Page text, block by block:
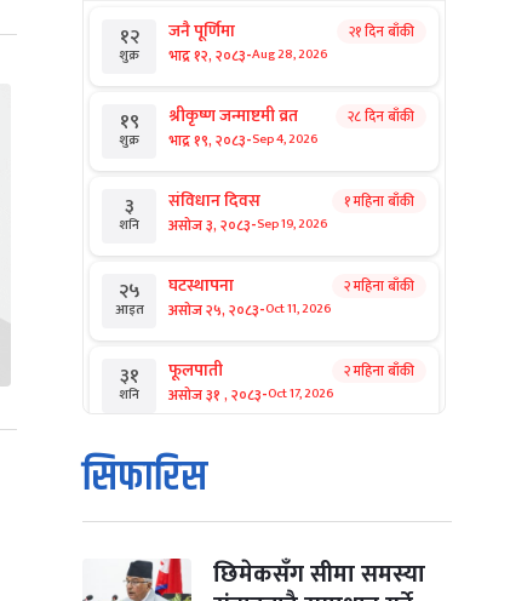
१२
शुक्र
जनै पूर्णिमा
भाद्र १२, २०८३-Aug 28, 2026
२१ दिन बाँकी
१९
शुक्र
श्रीकृष्ण जन्माष्टमी व्रत
भाद्र १९, २०८३-Sep 4, 2026
२८ दिन बाँकी
३
शनि
संविधान दिवस
असोज ३, २०८३-Sep 19, 2026
१ महिना बाँकी
२५
आइत
घटस्थापना
असोज २५, २०८३-Oct 11, 2026
२ महिना बाँकी
३१
शनि
फूलपाती
असोज ३१ , २०८३-Oct 17, 2026
२ महिना बाँकी
१
आइत
कार्तिक सङ्क्रान्ति
कार्तिक १, २०८३
मंगल कार्तिक ३, २०८३-Oct 20, 2026
सिफारिस
छिमेकसँग सीमा समस्या